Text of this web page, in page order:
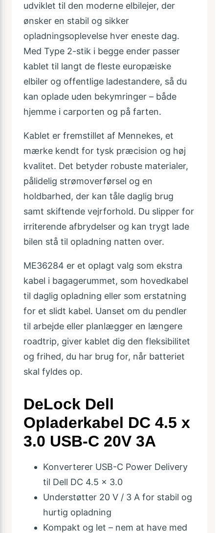
udviklet til den moderne elbilejer, der
ønsker en stabil og sikker
opladningsoplevelse hver eneste dag.
Med Type 2-stik i begge ender passer
kablet til langt de fleste europæiske
elbiler og offentlige ladestandere, så du
kan oplade uden bekymringer – både
hjemme i carporten og på farten.
Kablet er fremstillet af Mennekes, et
mærke kendt for tysk præcision og høj
kvalitet. Det betyder robuste materialer,
pålidelig strømoverførsel og en
holdbarhed, der kan tåle daglig brug
samt skiftende vejrforhold. Du slipper for
irriterende afbrydelser og kan trygt lade
bilen stå til opladning natten over.
ME36284 er et oplagt valg som ekstra
kabel i bagagerummet, som hovedkabel
til daglig opladning eller som erstatning
for et slidt kabel. Uanset om du pendler
til arbejde eller planlægger en længere
roadtrip, giver kablet dig den fleksibilitet
og frihed, du har brug for, når batteriet
skal fyldes op.
DeLock Dell
Opladerkabel DC 4.5 x
3.0 USB-C 20V 3A
Konverterer USB-C Power Delivery
til Dell DC 4.5 × 3.0
Understøtter 20 V / 3 A for stabil og
hurtig opladning
Kompakt og let – nem at have med